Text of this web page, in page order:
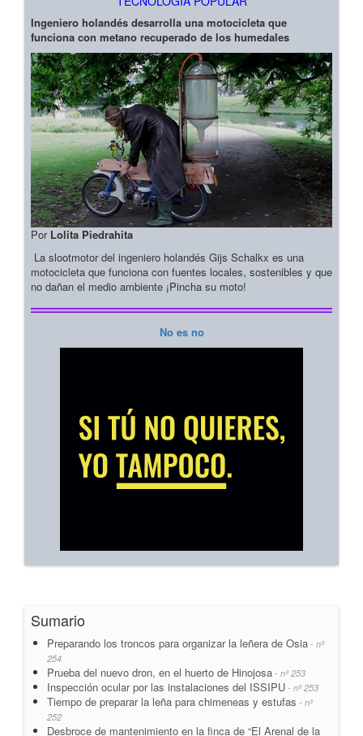
Ingeniero holandés desarrolla una motocicleta que
funciona con metano recuperado de los humedales
Por Lolita Piedrahita
La slootmotor del ingeniero holandés Gijs Schalkx es una
motocicleta que funciona con fuentes locales, sostenibles y que
no dañan el medio ambiente ¡Pincha su moto!
No es no
Sumario
Preparando los troncos para organizar la leñera de Osia - nº
254
Prueba del nuevo dron, en el huerto de Hinojosa - nº 253
Inspección ocular por las instalaciones del ISSIPU - nº 253
Tiempo de preparar la leña para chimeneas y estufas - nº
252
Desbroce de mantenimiento en la finca de “El Arenal de la